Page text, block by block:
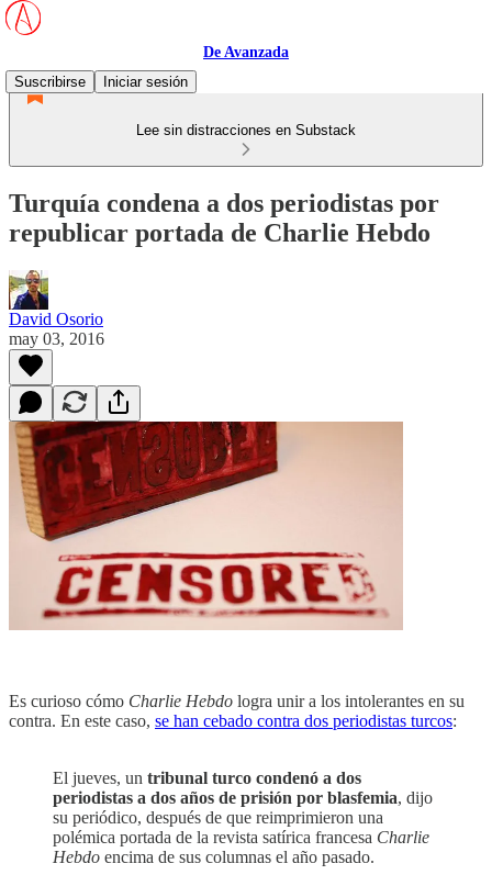
De Avanzada
Suscribirse
Iniciar sesión
Lee sin distracciones en Substack
Turquía condena a dos periodistas por
republicar portada de Charlie Hebdo
David Osorio
may 03, 2016
Es curioso cómo Charlie Hebdo logra unir a los intolerantes en su
contra. En este caso, se han cebado contra dos periodistas turcos:
El jueves, un tribunal turco condenó a dos
periodistas a dos años de prisión por blasfemia, dijo
su periódico, después de que reimprimieron una
polémica portada de la revista satírica francesa Charlie
Hebdo encima de sus columnas el año pasado.